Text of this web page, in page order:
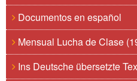
Documentos en español
Mensual Lucha de Clase
Ins Deutsche übersetzte